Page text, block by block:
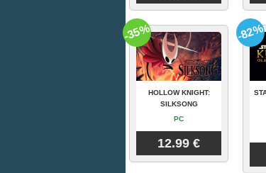
HOLLOW KNIGHT:
SILKSONG
PC
12.99 €
-35% -82%